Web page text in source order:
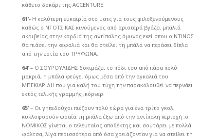
κάθετο δοκάρι της ACCENTURE.
61’- H καλύτερη ευκαιρία στο ματς για τους φιλοξενούμενους
καθώς ο ΝΤΟΤΣΙΚΑΣ κινούμενος από αριστερά βγάζει μπαλιά
ακριβείας στην καρδιά της αντίπαλης άμυνας εκεί όπου ο ΝΤΙΝΟΣ
θα πιάσει την κεφαλιά και θα στείλει τη μπάλα να περάσει δίπλα
από την εστία του ΤΡΥΦΩΝΑ.
64’ – O ΣΟΥΡΟΥΛΙΔΗΣ δοκιμάζει το πόδι του από πάρα πολύ
μακριά, η μπάλα φεύγει όμως μέσα από την αγκαλιά του
ΜΠΕΚΙΑΡΙΔΗ που για καλή του τύχη την παρακολουθεί να περνάει
εκτός τελικής γραμμής ,κόρνερ.
65’ – Οι γηπεδούχοι πιέζουν πολύ τώρα για ένα τρίτο γκολ,
κυκλοφορούν ωραία τη μπάλα έξω από την αντίπαλη περιοχή ,ο
ΝΟΜΙΚΟΣ γίνεται ο τελευταίος αποδέκτης και σουτάρει με πολλά
φάλτσα, λίγα περισσότερα από όσα χρειάζονταν για να στείλει τη